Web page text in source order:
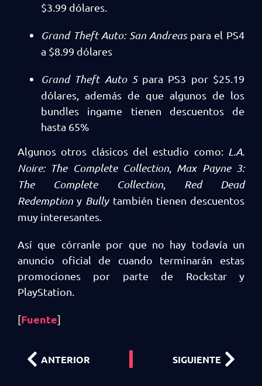
$3.99 dólares.
Grand Theft Auto: San Andreaspara el PS4
a $8.99 dólares
Grand Theft Auto 5 para PS3 por $25.19
dólares, además de que algunos de los
bundles ingame tienen descuentos de
hasta 65%
Algunos otros clásicos del estudio como: L.A.
Noire: The Complete Collection
Max Payne 3:
The Complete Collection, Red Dead
Redemption y Bully también tienen descuentos
muy interesantes.
Así que córranle por que no hay todavía un
anuncio oficial de cuando terminarán estas
promociones por parte de Rockstar y
PlayStation.
[Fuente]
ANTERIOR SIGUIENTE